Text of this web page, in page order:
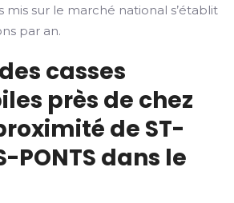
mis sur le marché national s’établit
par an.
casses
près de chez
de ST-
PONTS dans le